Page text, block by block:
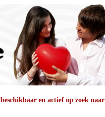
en actief op zoek naar